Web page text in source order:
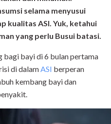
selama menyusui
kualitas ASI. Yuk, ketahui
yang perlu Busui batasi.
bagi bayi di 6 bulan pertama
di dalamASI berperan
kembang bayi dan